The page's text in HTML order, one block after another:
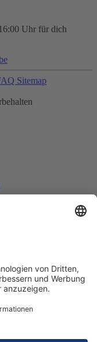
Uhr für dich
Sitemap